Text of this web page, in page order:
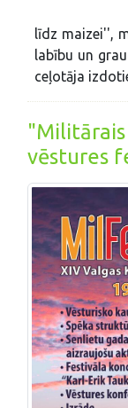
līdz maizei'',
labību un
ceļotāja
vēstures